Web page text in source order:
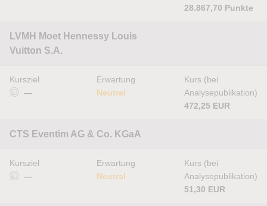
28.867,70 Punkte
LVMH Moet Hennessy Louis
Vuitton S.A.
Kursziel
—
Erwartung
Neutral
Kurs (bei
Analysepublikation)
472,25 EUR
CTS Eventim AG & Co. KGaA
Kursziel
—
Erwartung
Neutral
Kurs (bei
Analysepublikation)
51,30 EUR